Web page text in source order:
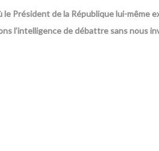
Président de la République lui-même
l’intelligence de débattre sans